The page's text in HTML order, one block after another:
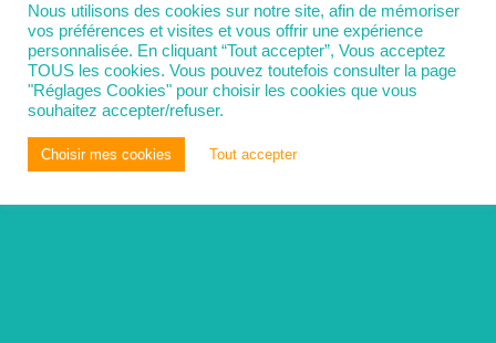
Retour au début
Mobile Bureau
Nous utilisons des cookies sur notre site, afin de mémoriser
vos préférences et visites et vous offrir une expérience
personnalisée. En cliquant “Tout accepter”, Vous acceptez
TOUS les cookies. Vous pouvez toutefois consulter la page
"Réglages Cookies" pour choisir les cookies que vous
souhaitez accepter/refuser.
Choisir mes cookies Tout accepter